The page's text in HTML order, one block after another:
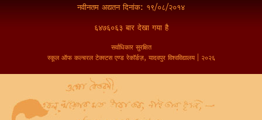
नवीनतम अद्यतन दिनांक: १९/०८/२०१४
६४७६०६३ बार देखा गया है
सर्वाधिकार सुरक्षित
स्कूल ऑफ कल्चरल टेक्स्टस एण्ड रेकॉर्डज़, यादवपुर विश्वविद्यालय | २०२६